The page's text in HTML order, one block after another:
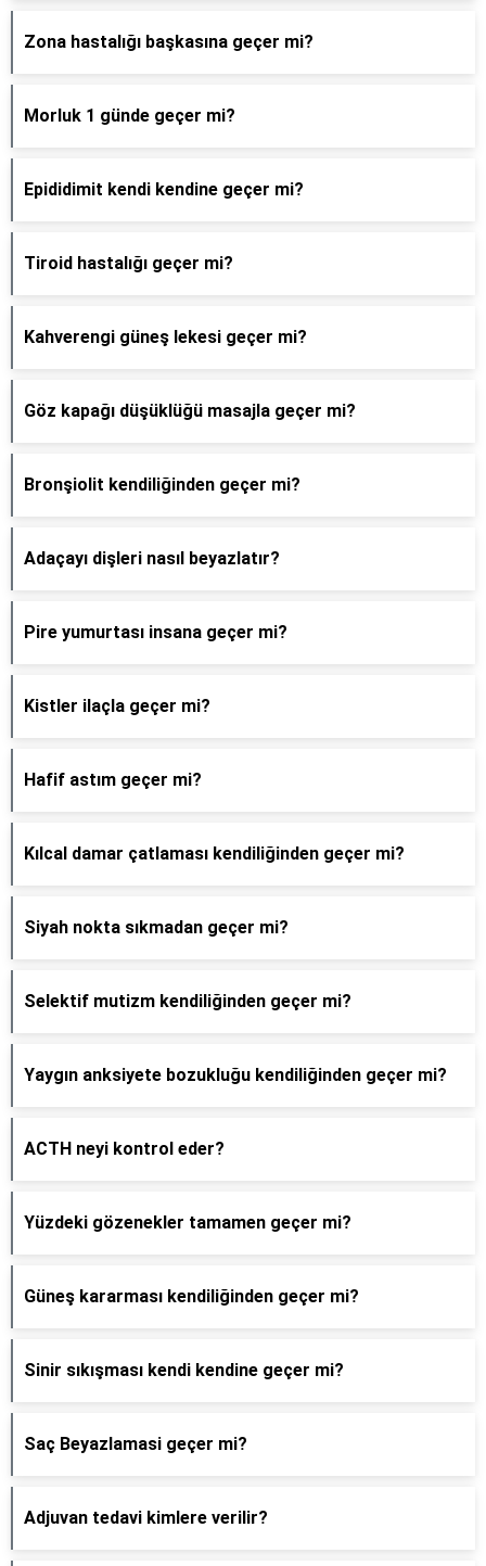
Zona hastalığı başkasına geçer mi?
Morluk 1 günde geçer mi?
Epididimit kendi kendine geçer mi?
Tiroid hastalığı geçer mi?
Kahverengi güneş lekesi geçer mi?
Göz kapağı düşüklüğü masajla geçer mi?
Bronşiolit kendiliğinden geçer mi?
Adaçayı dişleri nasıl beyazlatır?
Pire yumurtası insana geçer mi?
Kistler ilaçla geçer mi?
Hafif astım geçer mi?
Kılcal damar çatlaması kendiliğinden geçer mi?
Siyah nokta sıkmadan geçer mi?
Selektif mutizm kendiliğinden geçer mi?
Yaygın anksiyete bozukluğu kendiliğinden geçer mi?
ACTH neyi kontrol eder?
Yüzdeki gözenekler tamamen geçer mi?
Güneş kararması kendiliğinden geçer mi?
Sinir sıkışması kendi kendine geçer mi?
Saç Beyazlamasi geçer mi?
Adjuvan tedavi kimlere verilir?